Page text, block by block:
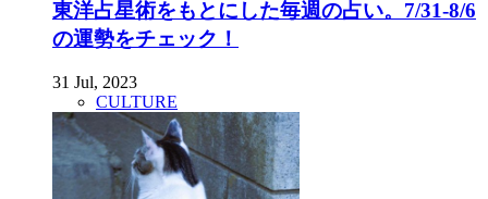
東洋占星術をもとにした毎週の占い。7/31-8/6
の運勢をチェック！
31 Jul, 2023
CULTURE